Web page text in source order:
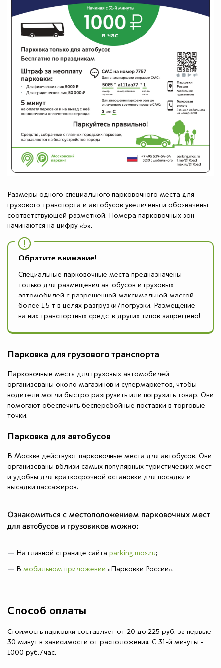
Размеры одного специального парковочного места для
грузового транспорта и автобусов увеличены и обозначены
соответствующей разметкой. Номера парковочных зон
начинаются на цифру «5».
Обратите внимание!
Специальные парковочные места предназначены
только для размещения автобусов и грузовых
автомобилей с разрешенной максимальной массой
более 1,5 т в целях разгрузки/погрузки. Размещение
на них транспортных средств других типов запрещено!
Парковка для грузового транспорта
Парковочные места для грузовых автомобилей
организованы около магазинов и супермаркетов, чтобы
водители могли быстро разгрузить или погрузить товар. Они
помогают обеспечить бесперебойные поставки в торговые
точки.
Парковка для автобусов
В Москве действуют парковочные места для автобусов. Они
организованы вблизи самых популярных туристических мест
и удобны для краткосрочной остановки для посадки и
высадки пассажиров.
Ознакомиться с местоположением парковочных мест
для автобусов и грузовиков можно:
На главной странице сайта parking.mos.ru;
В мобильном приложении «Парковки России».
Способ оплаты
Стоимость парковки составляет от 20 до 225 руб. за первые
30 минут в зависимости от расположения. С 31-й минуты -
1000 руб./час.